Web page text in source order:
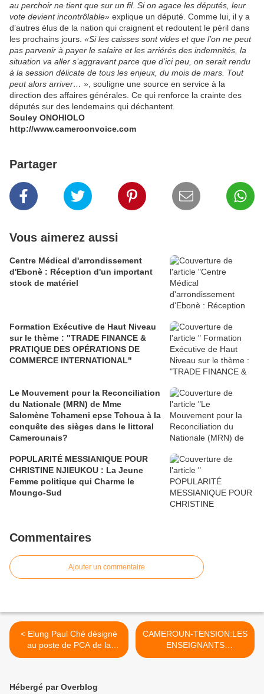
au perchoir ne tient que sur un fil. Si on agace les députés, leur
vote devient incontrôlable» explique un député. Comme lui, il y a
d’autres élus de la nation qui craignent et redoutent le péril dans
les prochains jours. «Si les caisses sont vides et que l’on ne peut
pas parvenir à payer le salaire et les arriérés des indemnités, la
situation va aller s’aggravant parce que d’ici peu, on serait rendu
à la session délicate de tous les enjeux, du mois de mars. Tout
peut alors arriver… » , souligne une source en service à la
direction des affaires générales. Ce qui renforce la crainte des
députés sur des lendemains qui déchantent.
Souley ONOHIOLO
http://www.cameroonvoice.com
Partager
Vous aimerez aussi
Centre Médical d'arrondissement
d'Ebonè : Réception d'un important
stock de matériel
Formation Exécutive de Haut Niveau
sur le thème : "TRADE FINANCE &
PRATIQUE DES OPÉRATIONS DE
COMMERCE INTERNATIONAL"
Le Mouvement pour la Reconciliation
du Nationale (MRN) de Mme
Salomène Tchameni epse Tchoua à la
conquête des sièges dans le littoral
Camerounais?
POPULARITÉ MESSIANIQUE POUR
CHRISTINE NJIEUKOU : La Jeune
Femme politique qui Charme le
Moungo-Sud
Commentaires
Ajouter un commentaire
< Elung Paul Ché désigné
au poste de PCA de la
Banque camerounaise des
CAMEROUN-TENSION:LES
ENSEIGNANTS
ANNONCENT UNE GREVE
Hébergé par Overblog